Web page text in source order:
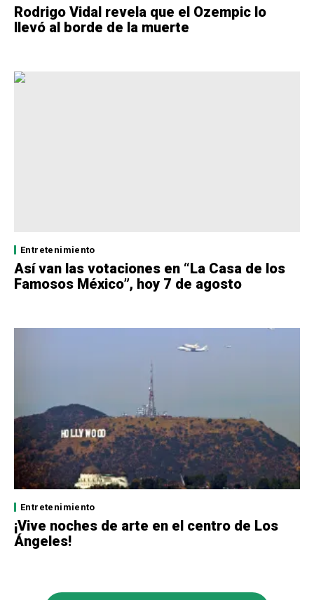
Rodrigo Vidal revela que el Ozempic lo
llevó al borde de la muerte
Entretenimiento
Así van las votaciones en “La Casa de los
Famosos México”, hoy 7 de agosto
Entretenimiento
¡Vive noches de arte en el centro de Los
Ángeles!